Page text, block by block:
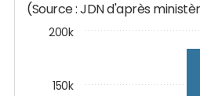
(Source : JDN d'après
150k
200k